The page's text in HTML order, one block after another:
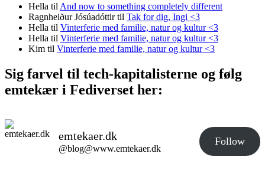
Hella til And now to something completely different
Ragnheiður Jósúadóttirtil Tak for dig, Ingi <3
Hella til Vinterferie med familie, natur og kultur <3
Hella til Vinterferie med familie, natur og kultur <3
Kim til Vinterferie med familie, natur og kultur <3
Sig farvel til tech-kapitalisterne og følg
emtekær i Fediverset her:
emtekaer.dk
@blog@www.emtekaer.dk
Follow